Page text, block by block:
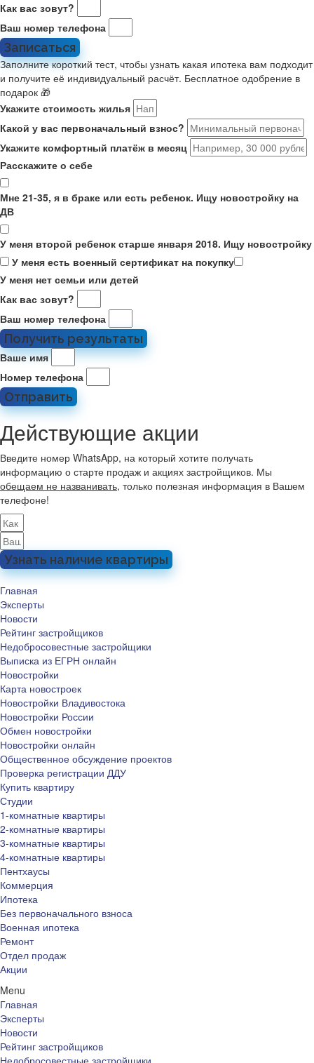
Как вас зовут?
Ваш номер телефона
Записаться
Заполните короткий тест, чтобы узнать какая ипотека вам подходит
и получите её индивидуальный расчёт. Бесплатное одобрение в
подарок 🎁
Укажите стоимость жилья
Какой у вас первоначальный взнос?
Укажите комфортный платёж в месяц
Расскажите о себе
Мне 21-35, я в браке или есть ребенок. Ищу новостройку на
ДВ
У меня второй ребенок старше января 2018. Ищу новостройку
У меня есть военный сертификат на покупку
У меня нет семьи или детей
Как вас зовут?
Ваш номер телефона
Получить результаты
Ваше имя
Номер телефона
Отправить
Действующие акции
Введите номер WhatsApp, на который хотите получать
информацию о старте продаж и акциях застройщиков. Мы
обещаем не названивать, только полезная информация в Вашем
телефоне!
Узнать наличие квартиры
Главная
Эксперты
Новости
Рейтинг застройщиков
Недобросовестные застройщики
Выписка из ЕГРН онлайн
Новостройки
Карта новостроек
Новостройки Владивостока
Новостройки России
Обмен новостройки
Новостройки онлайн
Общественное обсуждение проектов
Проверка регистрации ДДУ
Купить квартиру
Студии
1-комнатные квартиры
2-комнатные квартиры
3-комнатные квартиры
4-комнатные квартиры
Пентхаусы
Коммерция
Ипотека
Без первоначального взноса
Военная ипотека
Ремонт
Отдел продаж
Акции
Menu
Главная
Эксперты
Новости
Рейтинг застройщиков
Недобросовестные застройщики